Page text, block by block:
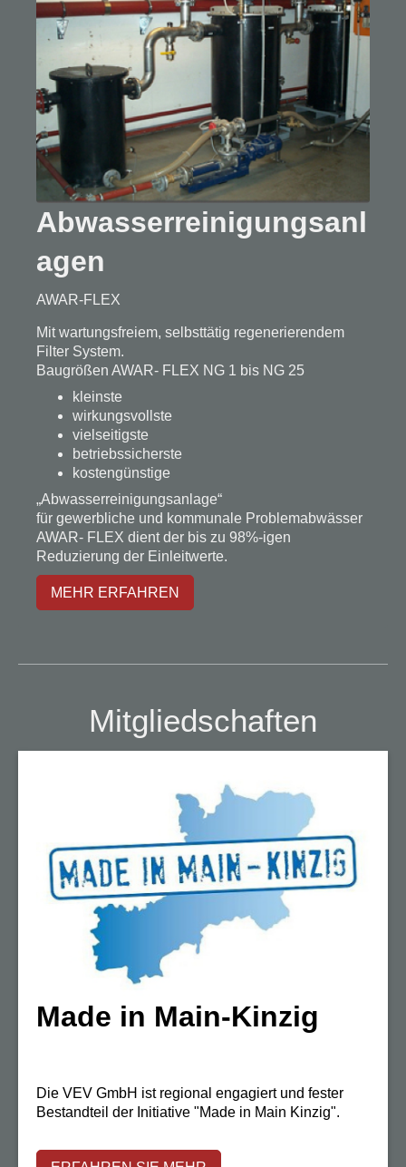
Abwasserreinigungsanl
agen
AWAR-FLEX
Mit wartungsfreiem, selbsttätig regenerierendem
Filter System.
Baugrößen AWAR- FLEX NG 1 bis NG 25
kleinste
wirkungsvollste
vielseitigste
betriebssicherste
kostengünstige
„Abwasserreinigungsanlage“
für gewerbliche und kommunale Problemabwässer
AWAR- FLEX dient der bis zu 98%-igen
Reduzierung der Einleitwerte.
MEHR ERFAHREN
Mitgliedschaften
Made in Main-Kinzig
Die VEV GmbH ist regional engagiert und fester
Bestandteil der Initiative "Made in Main Kinzig".